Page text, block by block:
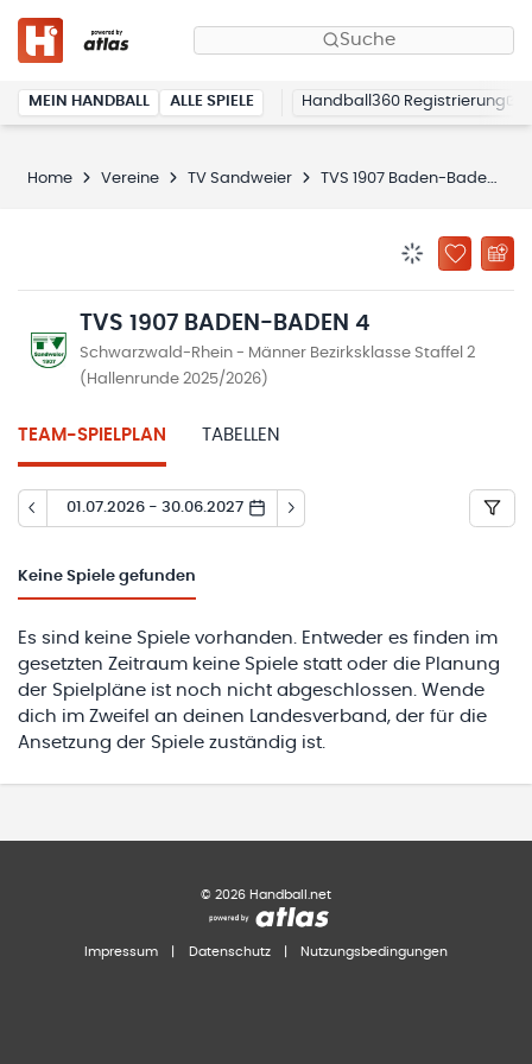
Suche
MEIN HANDBALL ALLE SPIELE Handball360 Registrierung
Home Vereine TV Sandweier TVS 1907 Baden-Baden 4
ZU
TVS 1907 BADEN-BADEN 4
Schwarzwald-Rhein - Männer Bezirksklasse Staffel 2
(Hallenrunde 2025/2026)
TEAM-SPIELPLAN TABELLEN
01.07.2026 - 30.06.2027
Keine Spiele gefunden
Es sind keine Spiele vorhanden. Entweder es finden im
gesetzten Zeitraum keine Spiele statt oder die Planung
der Spielpläne ist noch nicht abgeschlossen. Wende
dich im Zweifel an deinen Landesverband, der für die
Ansetzung der Spiele zuständig ist.
© 2026 Handball.net
Impressum Datenschutz Nutzungsbedingungen